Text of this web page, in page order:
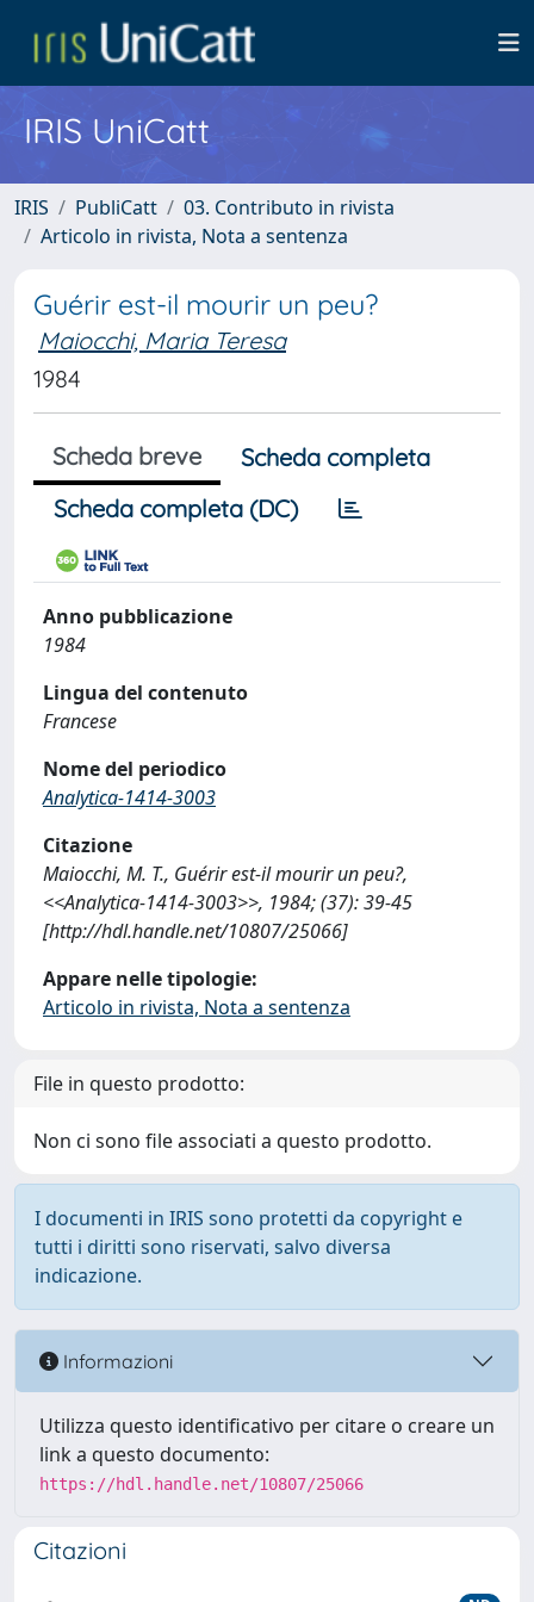
IRIS UniCatt
IRIS PubliCatt
03. Contributo in rivista
Articolo in rivista, Nota a sentenza
Guérir est-il mourir un peu?
Maiocchi, Maria Teresa
1984
Scheda breve
Scheda completa
Scheda completa (DC)
Anno pubblicazione
1984
Lingua del contenuto
Francese
Nome del periodico
Analytica-1414-3003
Citazione
Maiocchi, M. T., Guérir est-il mourir un peu?,
<<Analytica-1414-3003>>, 1984; (37): 39-45
[http://hdl.handle.net/10807/25066]
Appare nelle tipologie:
Articolo in rivista, Nota a sentenza
File in questo prodotto:
Non ci sono file associati a questo prodotto.
I documenti in IRIS sono protetti da copyright e
tutti i diritti sono riservati, salvo diversa
indicazione.
Informazioni
Utilizza questo identificativo per citare o creare un
link a questo documento:
https://hdl.handle.net/10807/25066
Citazioni